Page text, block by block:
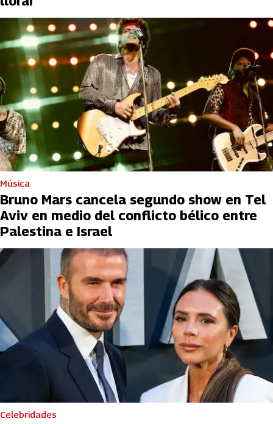
Música
Bruno Mars cancela segundo show en Tel
Aviv en medio del conflicto bélico entre
Palestina e Israel
Celebridades